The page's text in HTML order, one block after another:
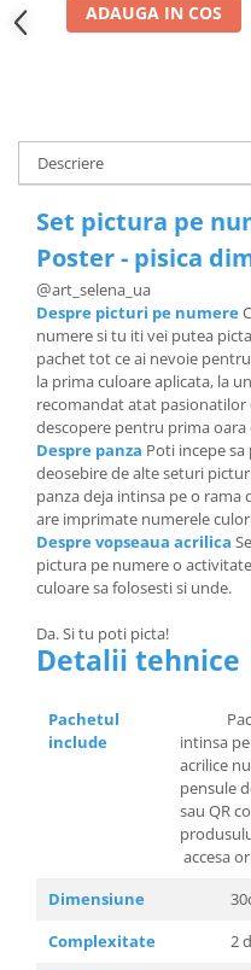
ADAUGA IN COS
Descriere
Set pictura pe
Poster - pisica
@art_selena_ua
Despre picturi pe numere
numere si tu iti vei putea
pachet tot ce ai nevoie
la prima culoare aplicata, la
recomandat atat pasionatilor
descopere pentru prima oara
Despre panza Poti incepe
deosebire de alte seturi
panza deja intinsa pe o rama
are imprimate numerele
Despre vopseaua acrilica
pictura pe numere o
culoare sa folosesti si unde.
Da. Si tu poti picta!
Detalii tehnice
Pachetul
include
intinsa
pensule
sau QR
accesa
Dimensiune
30cm
Complexitate
2